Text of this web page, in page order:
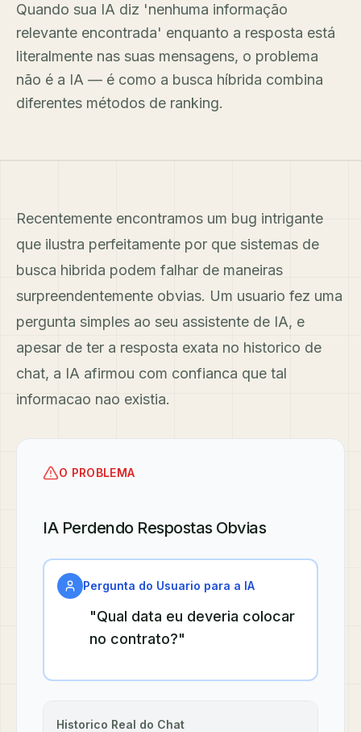
Quando sua IA diz 'nenhuma informação
relevante encontrada' enquanto a resposta está
literalmente nas suas mensagens, o problema
não é a IA — é como a busca híbrida combina
diferentes métodos de ranking.
Recentemente encontramos um bug intrigante
que ilustra perfeitamente por que sistemas de
busca hibrida podem falhar de maneiras
surpreendentemente obvias. Um usuario fez uma
pergunta simples ao seu assistente de IA, e
apesar de ter a resposta exata no historico de
chat, a IA afirmou com confianca que tal
informacao nao existia.
O PROBLEMA
IA Perdendo Respostas Obvias
Pergunta do Usuario para a IA
"Qual data eu deveria colocar
no contrato?"
Historico Real do Chat